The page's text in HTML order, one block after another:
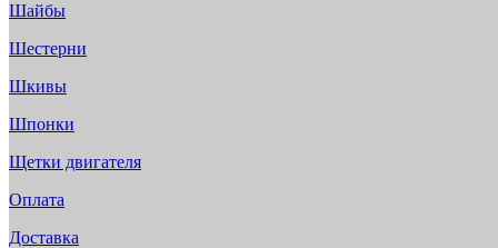
Шайбы
Шестерни
Шкивы
Шпонки
Щетки двигателя
Оплата
Доставка